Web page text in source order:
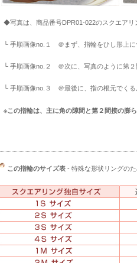
◆写真は、商品番号DPR01-022のスクエアリ
└ 手順画像no.１ ＠まず、指輪をひし形上に
└ 手順画像no.２ ＠次に、写真のように第２
└ 手順画像no.３ ＠最後に、指の根元でくる
※この指輪は、主に角の隙間と第２間接の膨
この指輪のサイズ表 - 特殊な形状リングの